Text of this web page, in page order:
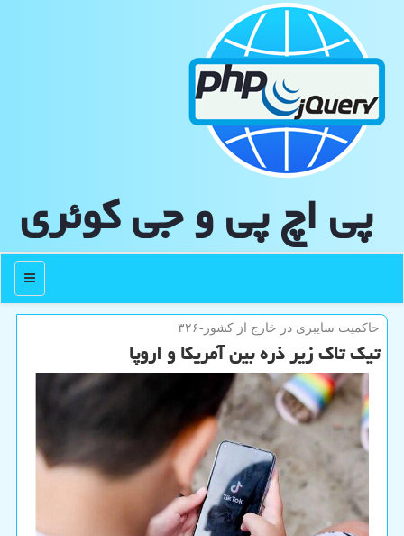
پی اچ پی و جی كوئری
منو
حاكمیت سایبری در خارج از كشور-۳۲۶
تیک تاک زیر ذره بین آمریکا و اروپا